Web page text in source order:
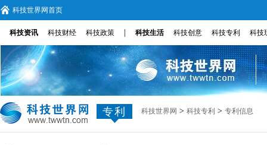
科技世界网首页
科技资讯 科技财经 科技政策 科技生活 科技创意 科技专利 科技
专利 科技世界网 > 科技专利 > 专利信息